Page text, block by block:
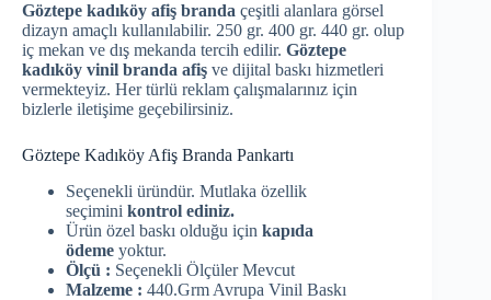
Göztepe kadıköy afiş branda çeşitli alanlara görsel
dizayn amaçlı kullanılabilir. 250 gr. 400 gr. 440 gr. olup
iç mekan ve dış mekanda tercih edilir. Göztepe
kadıköy vinil branda afiş ve dijital baskı hizmetleri
vermekteyiz. Her türlü reklam çalışmalarınız için
bizlerle iletişime geçebilirsiniz.
Göztepe Kadıköy Afiş Branda Pankartı
Seçenekli üründür. Mutlaka özellik
seçimini kontrol ediniz.
Ürün özel baskı olduğu için kapıda
ödeme yoktur.
Ölçü : Seçenekli Ölçüler Mevcut
Malzeme : 440.Grm Avrupa Vinil Baskı